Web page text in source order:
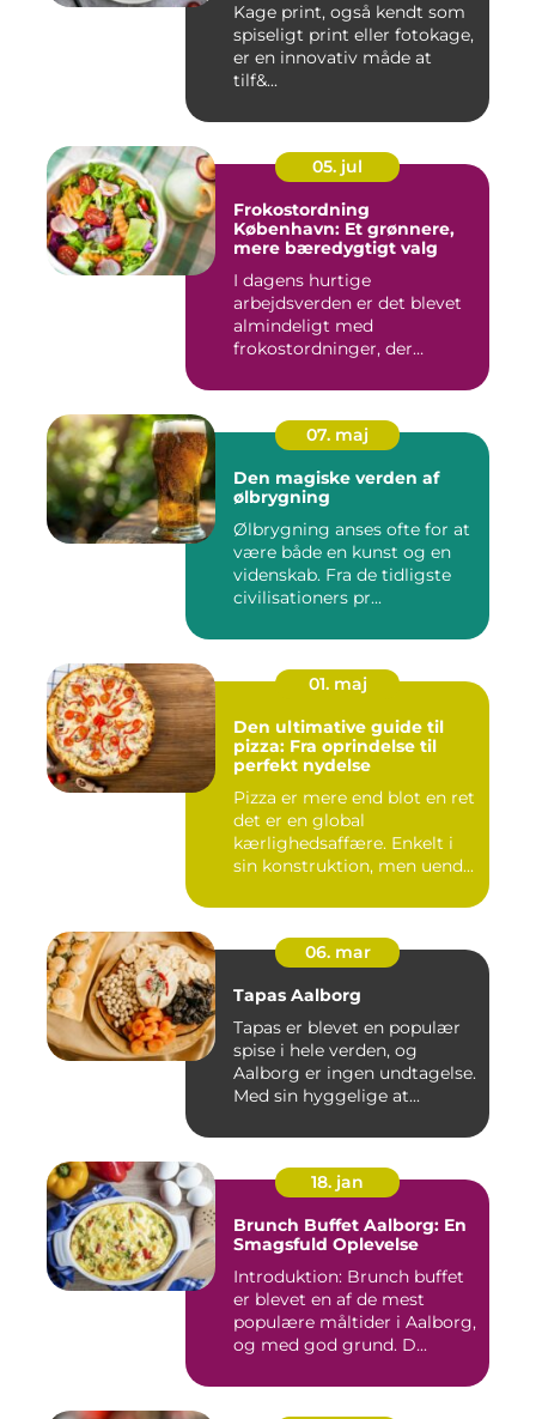
Kage print, også kendt som
spiseligt print eller fotokage,
er en innovativ måde at
tilf&...
05. jul
Frokostordning
København: Et grønnere,
mere bæredygtigt valg
I dagens hurtige
arbejdsverden er det blevet
almindeligt med
frokostordninger, der
07. maj
Den magiske verden af
ølbrygning
Ølbrygning anses ofte for at
være både en kunst og en
videnskab. Fra de tidligste
civilisationers pr...
01. maj
Den ultimative guide til
pizza: Fra oprindelse til
perfekt nydelse
Pizza er mere end blot en ret
det er en global
kærlighedsaffære. Enkelt i
sin konstruktion, men uend...
06. mar
Tapas Aalborg
Tapas er blevet en populær
spise i hele verden, og
Aalborg er ingen undtagelse.
Med sin hyggelige at...
18. jan
Brunch Buffet Aalborg: En
Smagsfuld Oplevelse
Introduktion: Brunch buffet
er blevet en af de mest
populære måltider i Aalborg,
og med god grund. D...